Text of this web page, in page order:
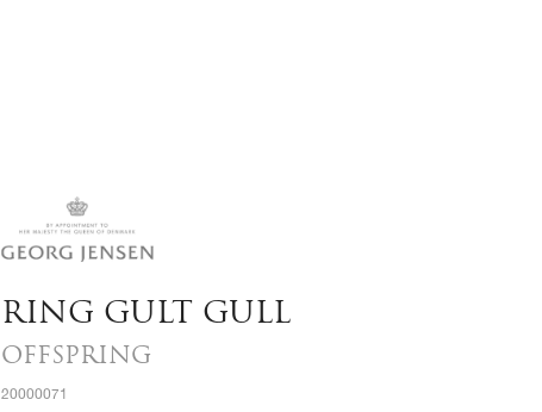
RING GULT GULL
OFFSPRING
20000071